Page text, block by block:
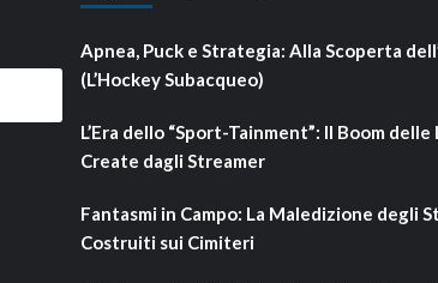
Apnea, Puck e Strategia: Alla Scoperta
(L’Hockey Subacqueo)
L’Era dello “Sport-Tainment”: Il Boom delle
Create dagli Streamer
Fantasmi in Campo: La Maledizione degli
Costruiti sui Cimiteri